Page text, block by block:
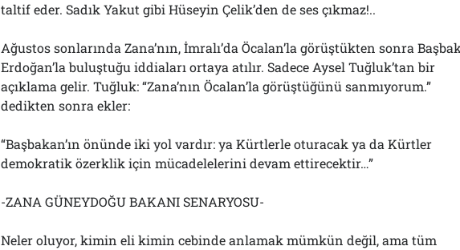
taltif eder. Sadık Yakut gibi Hüseyin Çelik’den de ses çıkmaz!..
Ağustos sonlarında Zana’nın, İmralı’da Öcalan’la görüştükten sonra
Erdoğan’la buluştuğu iddiaları ortaya atılır. Sadece Aysel Tuğluk’tan bir
açıklama gelir. Tuğluk: “Zana’nın Öcalan’la görüştüğünü sanmıyorum.”
dedikten sonra ekler:
“Başbakan’ın önünde iki yol vardır: ya Kürtlerle oturacak ya da Kürtler
demokratik özerklik için mücadelelerini devam ettirecektir…”
-ZANA GÜNEYDOĞU BAKANI SENARYOSU-
Neler oluyor, kimin eli kimin cebinde anlamak mümkün değil, ama tüm